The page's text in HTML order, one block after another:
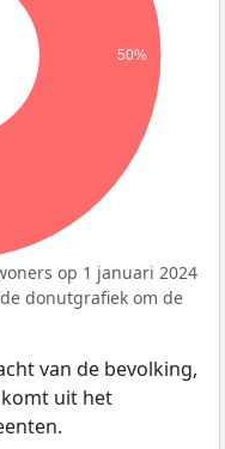
50%
op 1 januari 2024
donutgrafiek om de
van de bevolking,
uit het